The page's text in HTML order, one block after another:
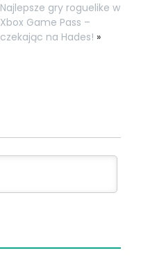
Najlepsze gry roguelike w
Xbox Game Pass –
czekając na Hades! »